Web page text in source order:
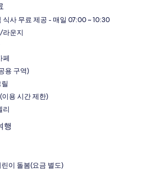
식사 무료 제공 - 매일 07:00 ~ 10:30
라운지
페
용 구역)
용 시간 제한)
리
행
이 돌봄(요금 별도)